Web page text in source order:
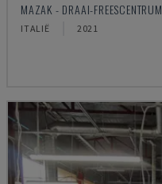
MAZAK - DRAAI-FREESCENTRUM
ITALIË 2021